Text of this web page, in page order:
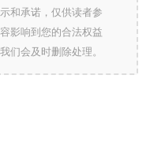
和承诺，仅供读者参
影响到您的合法权益
们会及时删除处理。